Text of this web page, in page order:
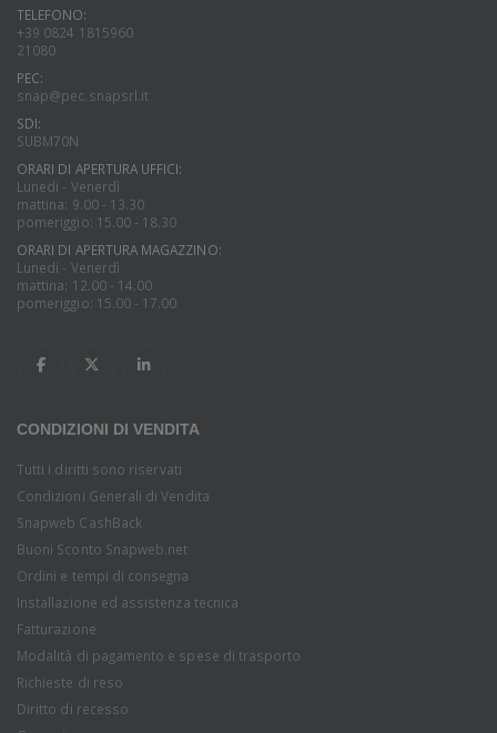
TELEFONO:
+39 0824 1815960
21080
PEC:
snap@pec.snapsrl.it
SDI:
SUBM70N
ORARI DI APERTURA UFFICI:
Lunedi - Venerdì
mattina: 9.00 - 13.30
pomeriggio: 15.00 - 18.30
ORARI DI APERTURA MAGAZZINO:
Lunedi - Venerdì
mattina: 12.00 - 14.00
pomeriggio: 15.00 - 17.00
CONDIZIONI DI VENDITA
Tutti i diritti sono riservati
Condizioni Generali di Vendita
Snapweb CashBack
Buoni Sconto Snapweb.net
Ordini e tempi di consegna
Installazione ed assistenza tecnica
Fatturazione
Modalità di pagamento e spese di trasporto
Richieste di reso
Diritto di recesso